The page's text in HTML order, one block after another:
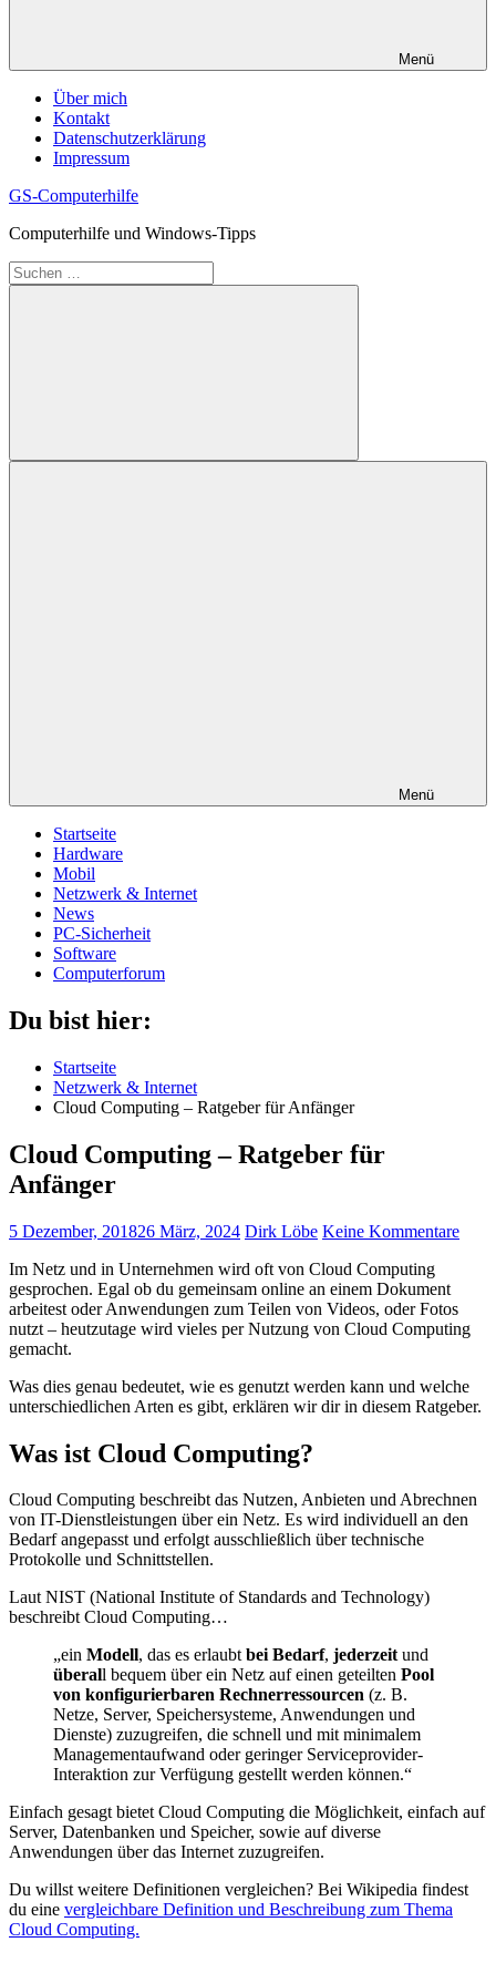
Menü
Über mich
Kontakt
Datenschutzerklärung
Impressum
GS-Computerhilfe
Computerhilfe und Windows-Tipps
Suchen
nach:
Suchen
Menü
Startseite
Hardware
Mobil
Netzwerk & Internet
News
PC-Sicherheit
Software
Computerforum
Du bist hier:
Startseite
Netzwerk & Internet
Cloud Computing – Ratgeber für Anfänger
Cloud Computing – Ratgeber für
Anfänger
5 Dezember, 201826 März, 2024 Dirk Löbe Keine Kommentare
Im Netz und in Unternehmen wird oft von Cloud Computing
gesprochen. Egal ob du gemeinsam online an einem Dokument
arbeitest oder Anwendungen zum Teilen von Videos, oder Fotos
nutzt – heutzutage wird vieles per Nutzung von Cloud Computing
gemacht.
Was dies genau bedeutet, wie es genutzt werden kann und welche
unterschiedlichen Arten es gibt, erklären wir dir in diesem Ratgeber.
Was ist Cloud Computing?
Cloud Computing beschreibt das Nutzen, Anbieten und Abrechnen
von IT-Dienstleistungen über ein Netz. Es wird individuell an den
Bedarf angepasst und erfolgt ausschließlich über technische
Protokolle und Schnittstellen.
Laut NIST (National Institute of Standards and Technology)
beschreibt Cloud Computing…
„ein Modell, das es erlaubtbei Bedarf, jederzeitund
überall bequem über ein Netz auf einen geteilten Pool
von konfigurierbaren Rechnerressourcen (z. B.
Netze, Server, Speichersysteme, Anwendungen und
Dienste) zuzugreifen, die schnell und mit minimalem
Managementaufwand oder geringer Serviceprovider-
Interaktion zur Verfügung gestellt werden können.“
Einfach gesagt bietet Cloud Computing die Möglichkeit, einfach auf
Server, Datenbanken und Speicher, sowie auf diverse
Anwendungen über das Internet zuzugreifen.
Du willst weitere Definitionen vergleichen? Bei Wikipedia findest
du eine vergleichbare Definition und Beschreibung zum Thema
Cloud Computing.